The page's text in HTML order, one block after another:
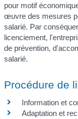
pour motif
œuvre des mesures
salarié. Par
licenciement,
de prévention,
salarié.
Procédure de
Information et
Adaptation et